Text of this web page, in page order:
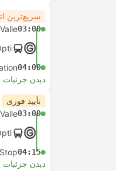
سریع‌ترین
03:00
04:00
دیدن جزئیات
تأیید فوری
03:00
04:15
دیدن جزئیات